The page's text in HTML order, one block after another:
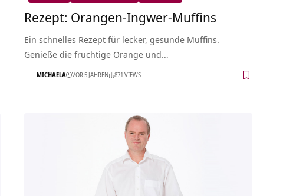
Rezept: Orangen-Ingwer-Muffins
Ein schnelles Rezept für lecker, gesunde Muffins.
Genieße die fruchtige Orange und…
MICHAELA VOR 5 JAHREN 871 VIEWS